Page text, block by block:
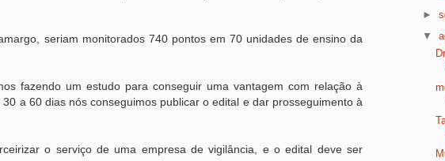
seriam monitorados 740 pontos em 70 unidades de ensino da
fazendo um estudo para conseguir uma vantagem com relação à
a 60 dias nós conseguimos publicar o edital e dar prosseguimento à
o serviço de uma empresa de vigilância, e o edital deve ser
►
▼